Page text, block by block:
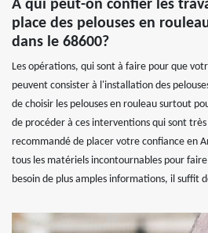
À qui peut-on confier les
place des pelouses en
dans le 68600?
Les opérations, qui sont à faire pour que
peuvent consister à l'installation des
de choisir les pelouses en rouleau surtout
de procéder à ces interventions qui sont
recommandé de placer votre confiance en
tous les matériels incontournables pour
besoin de plus amples informations, il suffit